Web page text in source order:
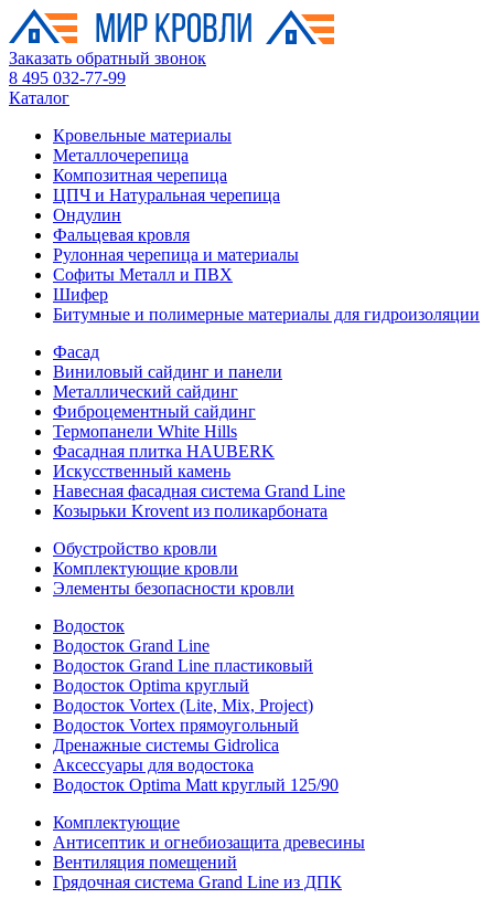
Заказать обратный звонок
8 495 032-77-99
Каталог
Кровельные материалы
Металлочерепица
Композитная черепица
ЦПЧ и Натуральная черепица
Ондулин
Фальцевая кровля
Рулонная черепица и материалы
Софиты Металл и ПВХ
Шифер
Битумные и полимерные материалы для гидроизоляции
Фасад
Виниловый сайдинг и панели
Металлический сайдинг
Фиброцементный сайдинг
Термопанели White Hills
Фасадная плитка HAUBERK
Искусственный камень
Навесная фасадная система Grand Line
Козырьки Krovent из поликарбоната
Обустройство кровли
Комплектующие кровли
Элементы безопасности кровли
Водосток
Водосток Grand Line
Водосток Grand Line пластиковый
Водосток Optima круглый
Водосток Vortex (Lite, Mix, Project)
Водосток Vortex прямоугольный
Дренажные системы Gidrolica
Аксессуары для водостока
Водосток Optima Matt круглый 125/90
Комплектующие
Антисептик и огнебиозащита древесины
Вентиляция помещений
Грядочная система Grand Line из ДПК